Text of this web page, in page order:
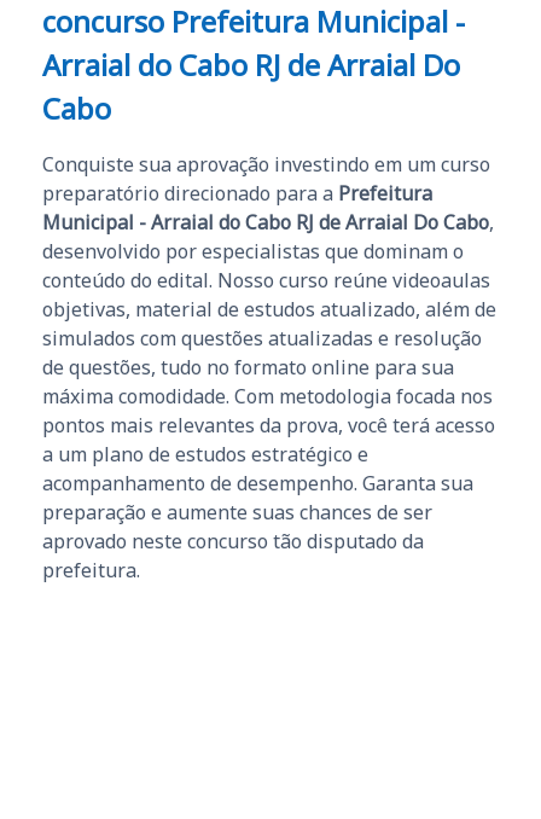
concurso Prefeitura Municipal -
Arraial do Cabo RJ de Arraial Do
Cabo
Conquiste sua aprovação investindo em um curso
preparatório direcionado para a Prefeitura
Municipal - Arraial do Cabo RJ de Arraial Do Cabo,
desenvolvido por especialistas que dominam o
conteúdo do edital. Nosso curso reúne videoaulas
objetivas, material de estudos atualizado, além de
simulados com questões atualizadas e resolução
de questões, tudo no formato online para sua
máxima comodidade. Com metodologia focada nos
pontos mais relevantes da prova, você terá acesso
a um plano de estudos estratégico e
acompanhamento de desempenho. Garanta sua
preparação e aumente suas chances de ser
aprovado neste concurso tão disputado da
prefeitura.